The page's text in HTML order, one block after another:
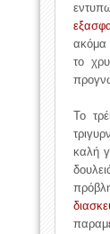
ακόμα
το
Το
καλή